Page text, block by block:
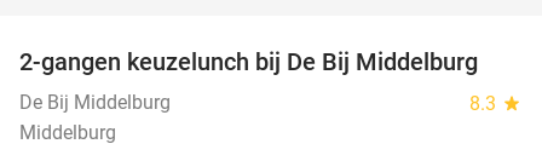
42%
2-gangen keuzelunch bij De Bij Middelburg
De Bij Middelburg 8.3 star
Middelburg